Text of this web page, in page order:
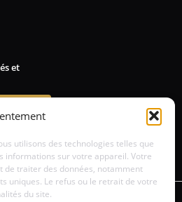
utilisons des technologies telles que
informations sur votre appareil. Votre
de traiter des données, notamment
uniques. Le refus ou le retrait de votre
du site.
et